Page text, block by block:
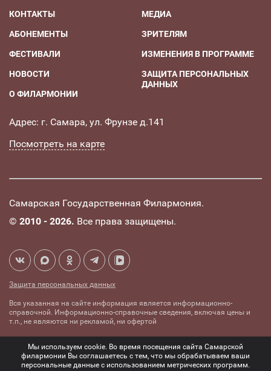
КОНТАКТЫ
АБОНЕМЕНТЫ
ФЕСТИВАЛИ
НОВОСТИ
О ФИЛАРМОНИИ
МЕДИА
ЗРИТЕЛЯМ
ИЗМЕНЕНИЯ В ПРОГРАММЕ
ЗАЩИТА ПЕРСОНАЛЬНЫХ
ДАННЫХ
Адрес: г. Самара, ул. Фрунзе д.141
Посмотреть на карте
Самарская Государственная Филармония.
© 2010 - 2026. Все права защищены.
Защита персональных данных
Вся указанная на сайте информация является информационно-
справочной. Информационно-справочные сведения, включая цены и
т.п., не являются ни рекламой, ни офертой
Создание сайта -
mediaidea
Комплексное
продвижение сайтов
Мы используем cookie. Во время посещения сайта Самарской
филармонии Вы соглашаетесь с тем, что мы обрабатываем ваши
персональные данные с использованием метрических программ.